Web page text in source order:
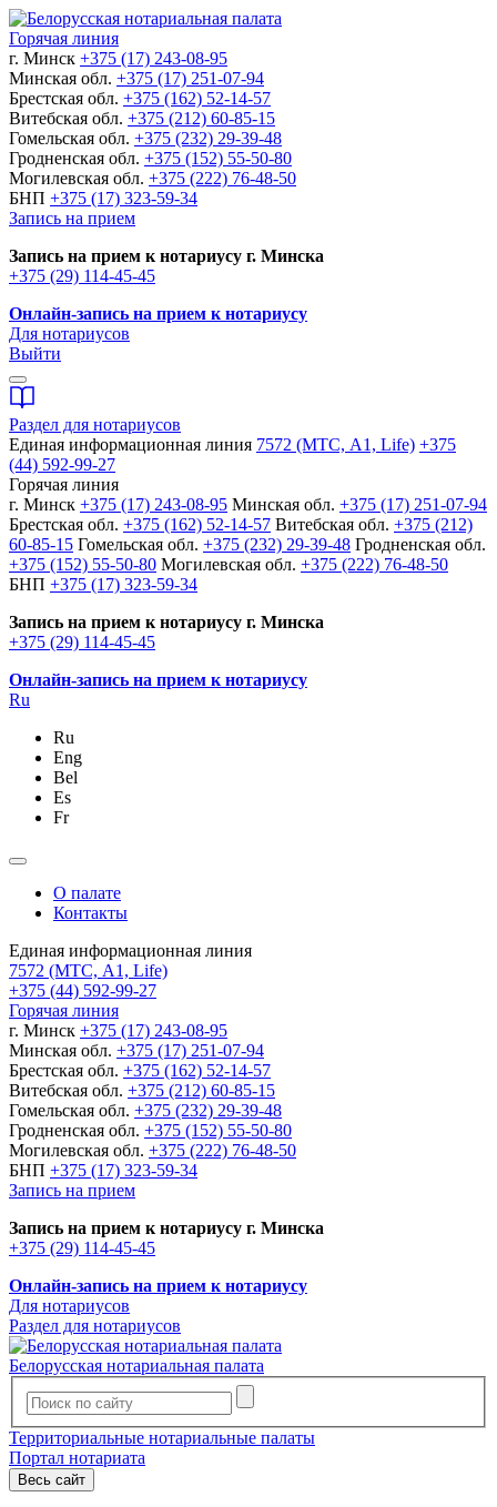
Горячая линия
г. Минск +375 (17) 243-08-95
Минская обл. +375 (17) 251-07-94
Брестская обл. +375 (162) 52-14-57
Витебская обл. +375 (212) 60-85-15
Гомельская обл. +375 (232) 29-39-48
Гродненская обл. +375 (152) 55-50-80
Могилевская обл. +375 (222) 76-48-50
БНП +375 (17) 323-59-34
Запись на прием
Запись на прием к нотариусу г. Минска
+375 (29) 114-45-45
Онлайн-запись на прием к нотариусу
Для нотариусов
Выйти
Раздел для нотариусов
Единая информационная линия 7572 (МТС, A1, Life) +375
(44) 592-99-27
Горячая линия
г. Минск +375 (17) 243-08-95 Минская обл. +375 (17) 251-07-94
Брестская обл. +375 (162) 52-14-57 Витебская обл. +375 (212)
60-85-15 Гомельская обл. +375 (232) 29-39-48 Гродненская обл.
+375 (152) 55-50-80 Могилевская обл. +375 (222) 76-48-50
БНП +375 (17) 323-59-34
Запись на прием к нотариусу г. Минска
+375 (29) 114-45-45
Онлайн-запись на прием к нотариусу
Ru
Ru
Eng
Bel
Es
Fr
О палате
Контакты
Единая информационная линия
7572 (МТС, A1, Life)
+375 (44) 592-99-27
Горячая линия
г. Минск +375 (17) 243-08-95
Минская обл. +375 (17) 251-07-94
Брестская обл. +375 (162) 52-14-57
Витебская обл. +375 (212) 60-85-15
Гомельская обл. +375 (232) 29-39-48
Гродненская обл. +375 (152) 55-50-80
Могилевская обл. +375 (222) 76-48-50
БНП +375 (17) 323-59-34
Запись на прием
Запись на прием к нотариусу г. Минска
+375 (29) 114-45-45
Онлайн-запись на прием к нотариусу
Для нотариусов
Раздел для нотариусов
Белорусская нотариальная палата
Территориальные нотариальные палаты
Портал нотариата
Весь сайт